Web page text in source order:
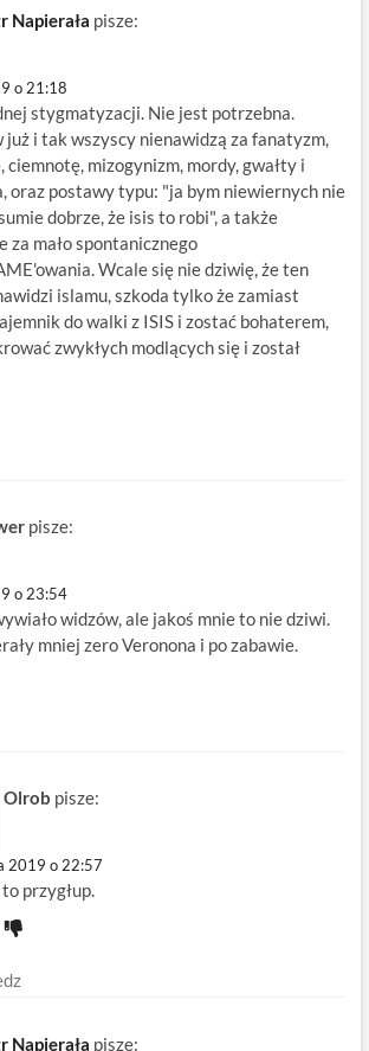
Napierała pisze:
o 21:18
stygmatyzacji. Nie jest potrzebna.
już i tak wszyscy nienawidzą za fanatyzm,
ciemnotę, mizogynizm, mordy, gwałty i
oraz postawy typu: "ja bym niewiernych nie
dobrze, że isis to robi", a także
za mało spontanicznego
Wcale się nie dziwię, że ten
islamu, szkoda tylko że zamiast
do walki z ISIS i zostać bohaterem,
zwykłych modlących się i został
pisze:
o 23:54
widzów, ale jakoś mnie to nie dziwi.
mniej zero Veronona i po zabawie.
Olrob pisze:
2019 o 22:57
przygłup.
Napierała pisze: